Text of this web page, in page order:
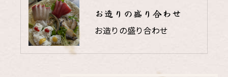
お造りの盛り合わせ
お造りの盛り合わせ